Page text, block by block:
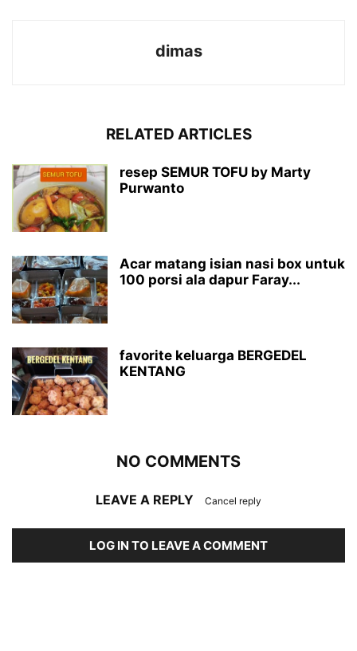
dimas
RELATED ARTICLES
resep SEMUR TOFU by Marty
Purwanto
Acar matang isian nasi box untuk
100 porsi ala dapur Faray...
favorite keluarga BERGEDEL
KENTANG
NO COMMENTS
LEAVE A REPLY Cancel reply
LOG IN TO LEAVE A COMMENT